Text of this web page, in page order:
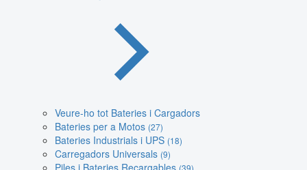
Veure-ho tot Bateries i Cargadors
Bateries per a Motos (27)
Bateries Industrials i UPS (18)
Carregadors Universals (9)
Piles i Bateries Recargables (39)